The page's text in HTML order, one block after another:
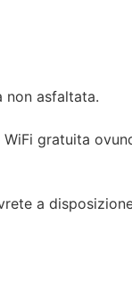
non asfaltata.
gratuita
a